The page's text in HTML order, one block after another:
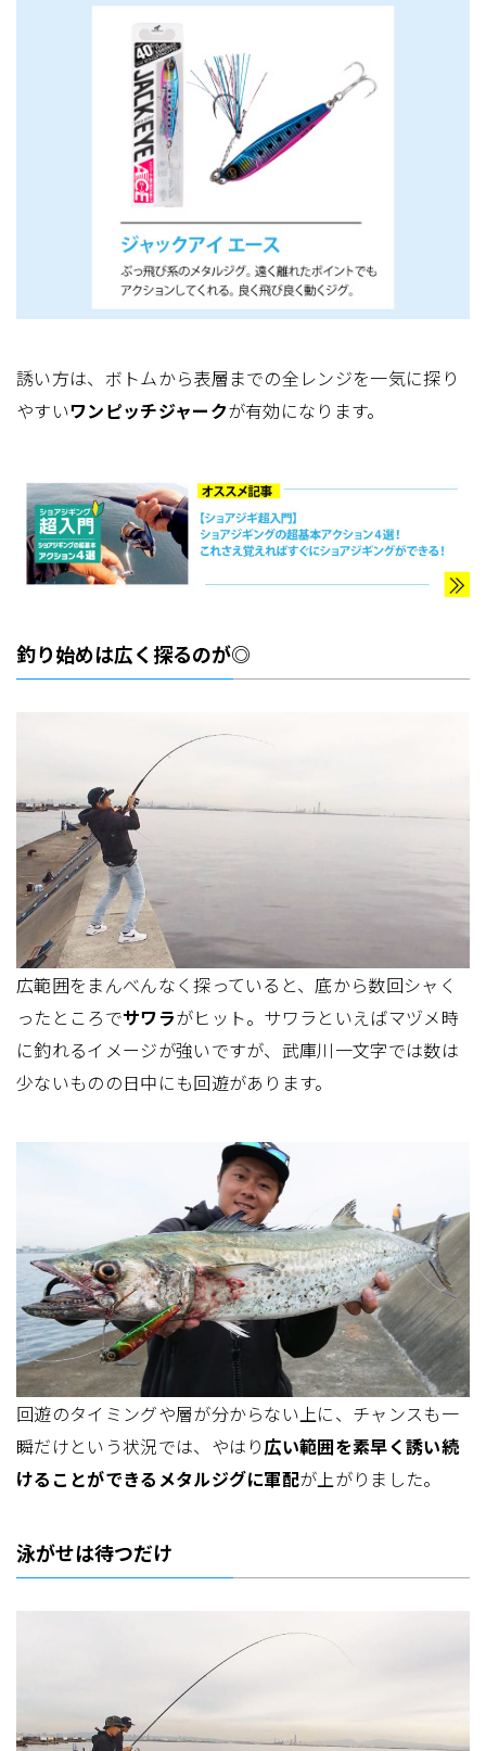
誘い方は、ボトムから表層までの全レンジを一気に探り
やすいワンピッチジャークが有効になります。
釣り始めは広く探るのが◎
広範囲をまんべんなく探っていると、底から数回シャく
ったところでサワラがヒット。サワラといえばマヅメ時
に釣れるイメージが強いですが、武庫川一文字では数は
少ないものの日中にも回遊があります。
回遊のタイミングや層が分からない上に、チャンスも一
瞬だけという状況では、やはり広い範囲を素早く誘い続
けることができるメタルジグに軍配が上がりました。
泳がせは待つだけ